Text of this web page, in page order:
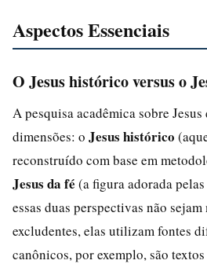
Aspectos Essenciais
O Jesus histórico versus o
A pesquisa acadêmica sobre
dimensões: o Jesus histórico
reconstruído com base em
Jesus da fé (a figura adorada
essas duas perspectivas não
excludentes, elas utilizam fontes
canônicos, por exemplo, são